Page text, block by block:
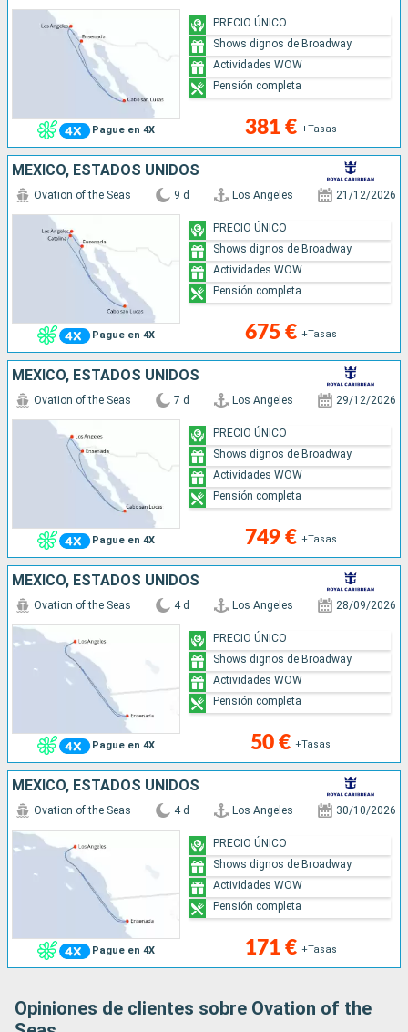
Pague en 4X 381 € +Tasas
PRECIO ÚNICO
Shows dignos de Broadway
Actividades WOW
Pensión completa
MÉXICO, ESTADOS UNIDOS
Pague en 4X
Ovation of the Seas 9 d Los Angeles 21/12/2026
675 € +Tasas
PRECIO ÚNICO
Shows dignos de Broadway
Actividades WOW
Pensión completa
MÉXICO, ESTADOS UNIDOS
Pague en 4X
Ovation of the Seas 7 d Los Angeles 29/12/2026
749 € +Tasas
PRECIO ÚNICO
Shows dignos de Broadway
Actividades WOW
Pensión completa
MÉXICO, ESTADOS UNIDOS
Pague en 4X
Ovation of the Seas 4 d Los Angeles 28/09/2026
50 € +Tasas
PRECIO ÚNICO
Shows dignos de Broadway
Actividades WOW
Pensión completa
MÉXICO, ESTADOS UNIDOS
Pague en 4X
Ovation of the Seas 4 d Los Angeles 30/10/2026
171 € +Tasas
PRECIO ÚNICO
Shows dignos de Broadway
Actividades WOW
Pensión completa
Opiniones de clientes sobre Ovation of the